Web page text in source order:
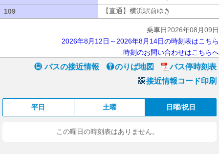
109
【直通】横浜駅前ゆき
乗車日2026年08月09日
2026年8月12日～2026年8月14日の時刻表はこちら
時刻のお問い合わせはこちらへ
バスの接近情報 のりば地図
バス停時刻表
接近情報コード印刷
平日 土曜 日曜/祝日
この曜日の時刻表はありません。